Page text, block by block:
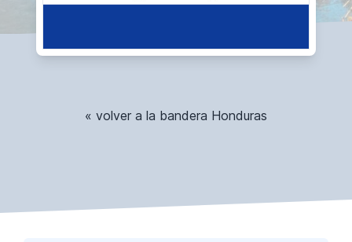
« volver a la bandera Honduras